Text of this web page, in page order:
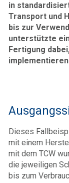
in
Transport und
bis zur
unterstützte
Fertigung
Dieses
mit einem
mit dem TCW
die jeweiligen
bis zum